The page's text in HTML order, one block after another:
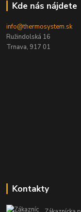
Kde nás nájdete
info@thermosystem.sk
Ružindolská 16
Trnava, 917 01
Kontakty